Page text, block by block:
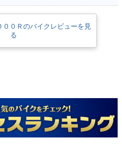
００Ｒのバイクレビューを見
る